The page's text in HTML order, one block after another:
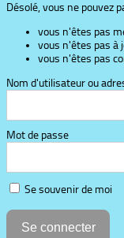
Désolé, vous ne pouvez
vous n'êtes pas
vous n'êtes pas à
vous n'êtes pas
Nom d'utilisateur ou
Mot de passe
Se souvenir de moi